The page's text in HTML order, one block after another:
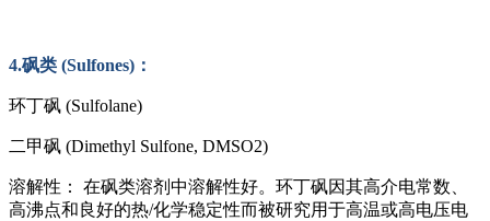
4.砜类 (Sulfones)：
环丁砜 (Sulfolane)
二甲砜 (Dimethyl Sulfone, DMSO2)
溶解性：
在砜类溶剂中溶解性好。环丁砜因其高介电常数、
高沸点和良好的热/化学稳定性而被研究用于高温或高电压电